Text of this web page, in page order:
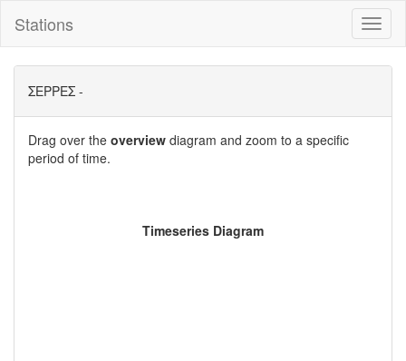
Stations
ΣΕΡΡΕΣ -
Drag over the overview diagram and zoom to a specific
period of time.
Timeseries Diagram